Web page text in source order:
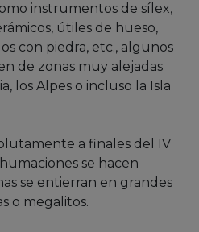
instrumentos de sílex,
útiles de hueso,
con piedra, etc., algunos
de zonas muy alejadas
los Alpes o incluso la Isla
a finales del IV
se hacen
se entierran en grandes
o megalitos.